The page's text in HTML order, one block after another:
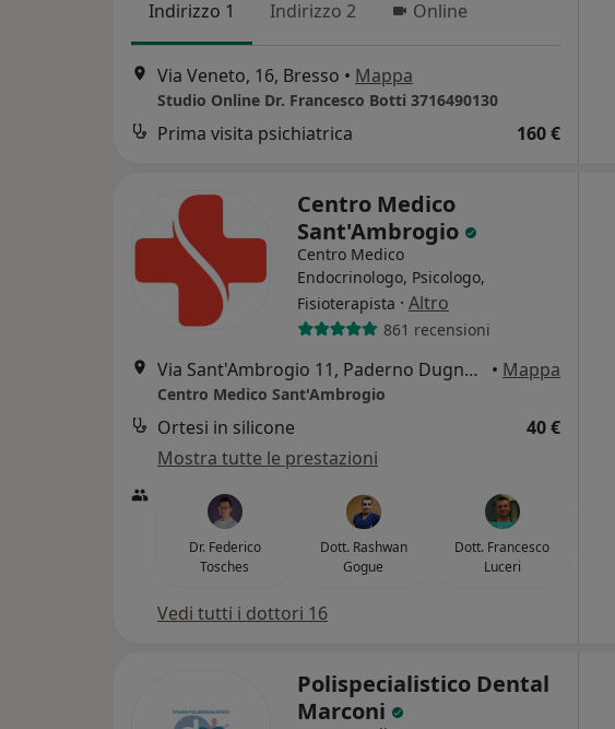
Indirizzo 1 Indirizzo 2 Online
Via Veneto, 16, Bresso • Mappa
Studio Online Dr. Francesco Botti 3716490130
Prima visita psichiatrica 160 €
Centro Medico
Sant'Ambrogio
Centro Medico
Endocrinologo, Psicologo,
Fisioterapista · Altro
861 recensioni
Via Sant'Ambrogio 11, Paderno Dugnano • Mappa
Centro Medico Sant'Ambrogio
Ortesi in silicone
40 €
Mostra tutte le prestazioni
Dr. Federico
Tosches
Dott. Rashwan
Gogue
Dott. Francesco
Luceri
Vedi tutti i dottori 16
Polispecialistico Dental
Marconi